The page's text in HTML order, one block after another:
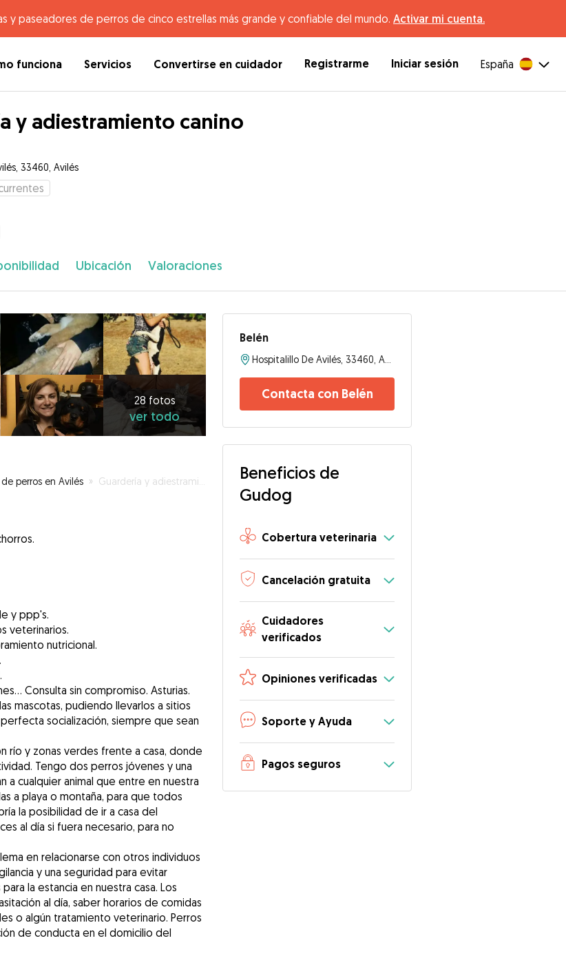
y paseadores de perros de cinco estrellas más grande y confiable del mundo. Activar mi cuenta.
funciona Servicios Convertirse en cuidador Registrarme Iniciar sesión España
y adiestramiento canino
33460, Avilés
Ubicación Valoraciones
28 fotos
ver todo
perros en Avilés » Guardería y adiestramiento canino
y ppp's.
veterinarios.
nutricional.
Consulta sin compromiso. Asturias.
mascotas, pudiendo llevarlos a sitios
socialización, siempre que sean
río y zonas verdes frente a casa, donde
Tengo dos perros jóvenes y una
a cualquier animal que entre en nuestra
a playa o montaña, para que todos
la posibilidad de ir a casa del
al día si fuera necesario, para no
en relacionarse con otros individuos
y una seguridad para evitar
la estancia en nuestra casa. Los
al día, saber horarios de comidas
o algún tratamiento veterinario. Perros
de conducta en el domicilio del
Belén
Contacta con Belén
Beneficios de
Gudog
Cobertura veterinaria
Cancelación gratuita
Cuidadores
verificados
Opiniones verificadas
Soporte y Ayuda
Pagos seguros